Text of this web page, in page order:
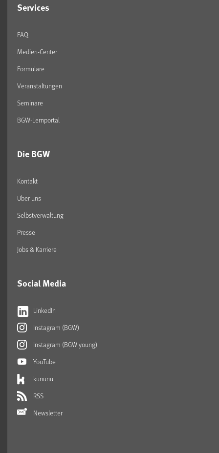
Services
FAQ
Medien-Center
Formulare
Veranstaltungen
Seminare
BGW-Lernportal
Die BGW
Kontakt
Über uns
Selbstverwaltung
Presse
Jobs & Karriere
Social Media
LinkedIn
Instagram (BGW)
Instagram (BGW young)
YouTube
kununu
RSS
Newsletter